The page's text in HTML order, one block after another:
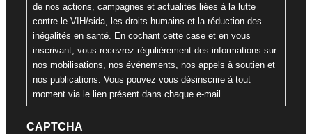
de nos actions, campagnes et actualités liées à la lutte
contre le VIH/sida, les droits humains et la réduction des
inégalités en santé. En cochant cette case et en vous
inscrivant, vous recevrez régulièrement des informations sur
nos mobilisations, nos événements, nos appels à soutien et
nos publications. Vous pouvez vous désinscrire à tout
moment via le lien présent dans chaque e-mail.
CAPTCHA